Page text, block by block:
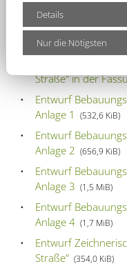
Bekanntmachung
Lippitsch Mittelweg
Bekanntmachung
Straße" in der
Entwurf
Anlage 1
(532,6 KiB)
Entwurf
Anlage 2 (656,9 KiB)
Entwurf
Anlage 3 (1,5 MiB)
Entwurf
Anlage 4 (1,7 MiB)
Entwurf
Straße" (354,0 KiB)
Details
Nur die Nötigsten